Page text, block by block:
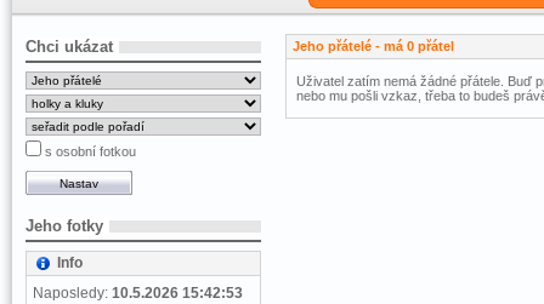
Chci ukázat
s osobní fotkou
Jeho fotky
Info
Naposledy: 10.5.2026 15:42:53
Jeho přátelé - má 0 přátel
Uživatel zatím nemá žádné přátele. Buď
nebo mu pošli vzkaz, třeba to budeš